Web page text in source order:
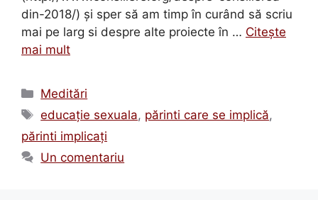
din-2018/) și sper să am timp în curând să scriu
mai pe larg si despre alte proiecte în … Citește
mai mult
Categorii
Meditări
Etichete
educație sexuala, părinti care se implică,
părinti implicați
Un comentariu